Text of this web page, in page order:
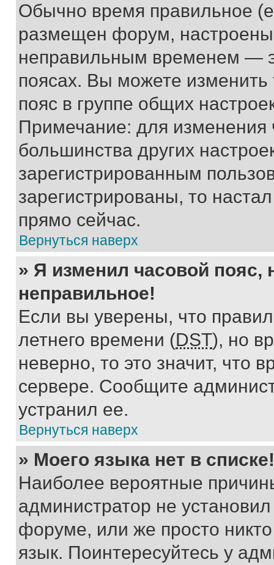
Обычно время правильное
размещен форум, настроены
неправильным временем —
поясах. Вы можете изменить
пояс в группе общих
Примечание: для изменения
большинства других
зарегистрированным
зарегистрированы, то
прямо сейчас.
Вернуться наверх
» Я изменил часовой пояс,
неправильное!
Если вы уверены, что
летнего времени (DST), но
неверно, то это значит, что
сервере. Сообщите
устранил ее.
Вернуться наверх
» Моего языка нет в списке!
Наиболее вероятные
администратор не
форуме, или же просто
язык. Поинтересуйтесь у